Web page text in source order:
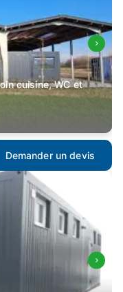
cuisine, WC et
Demander un devis